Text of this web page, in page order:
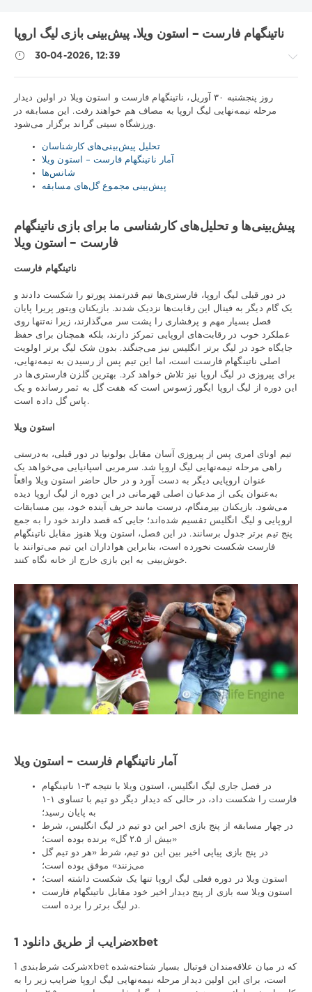
ناتینگهام فارست – استون ویلا. پیش‌بینی بازی لیگ اروپا
30-04-2026, 12:39
نکات
ورزشی
/
بینی
فوتبال
iluha.is2003
0
روز پنجشنبه ۳۰ آوریل، ناتینگهام فارست و استون ویلا در اولین دیدار
مرحله نیمه‌نهایی لیگ اروپا به مصاف هم خواهند رفت. این مسابقه در
ورزشگاه سیتی گراند برگزار می‌شود.
تحلیل پیش‌بینی‌های کارشناسان
آمار ناتینگهام فارست – استون ویلا
شانس‌ها
پیش‌بینی مجموع گل‌های مسابقه
پیش‌بینی‌ها و تحلیل‌های کارشناسی ما برای بازی ناتینگهام
فارست – استون ویلا
ناتینگهام فارست
در دور قبلی لیگ اروپا، فارستری‌ها تیم قدرتمند پورتو را شکست دادند و
یک گام دیگر به فینال این رقابت‌ها نزدیک شدند. بازیکنان ویتور پریرا پایان
فصل بسیار مهم و پرفشاری را پشت سر می‌گذارند، زیرا نه‌تنها روی
عملکرد خوب در رقابت‌های اروپایی تمرکز دارند، بلکه همچنان برای حفظ
جایگاه خود در لیگ برتر انگلیس نیز می‌جنگند. بدون شک لیگ برتر اولویت
اصلی ناتینگهام فارست است، اما این تیم پس از رسیدن به نیمه‌نهایی،
برای پیروزی در لیگ اروپا نیز تلاش خواهد کرد. بهترین گلزن فارستری‌ها در
این دوره از لیگ اروپا ایگور ژسوس است که هفت گل به ثمر رسانده و یک
پاس گل داده است.
استون ویلا
تیم اونای امری پس از پیروزی آسان مقابل بولونیا در دور قبلی، به‌درستی
راهی مرحله نیمه‌نهایی لیگ اروپا شد. سرمربی اسپانیایی می‌خواهد یک
عنوان اروپایی دیگر به دست آورد و در حال حاضر استون ویلا واقعاً
به‌عنوان یکی از مدعیان اصلی قهرمانی در این دوره از لیگ اروپا دیده
می‌شود. بازیکنان بیرمنگام، درست مانند حریف آینده خود، بین مسابقات
اروپایی و لیگ انگلیس تقسیم شده‌اند؛ جایی که قصد دارند خود را به جمع
پنج تیم برتر جدول برسانند. در این فصل، استون ویلا هنوز مقابل ناتینگهام
فارست شکست نخورده است، بنابراین هواداران این تیم می‌توانند با
خوش‌بینی به این بازی خارج از خانه نگاه کنند.
آمار ناتینگهام فارست – استون ویلا
در فصل جاری لیگ انگلیس، استون ویلا با نتیجه ۳-۱ ناتینگهام
فارست را شکست داد، در حالی که دیدار دیگر دو تیم با تساوی ۱-۱
به پایان رسید؛
در چهار مسابقه از پنج بازی اخیر این دو تیم در لیگ انگلیس، شرط
«بیش از ۲.۵ گل» برنده بوده است؛
در پنج بازی پیاپی اخیر بین این دو تیم، شرط «هر دو تیم گل
می‌زنند» موفق بوده است؛
استون ویلا در دوره فعلی لیگ اروپا تنها یک شکست داشته است؛
استون ویلا سه بازی از پنج دیدار اخیر خود مقابل ناتینگهام فارست
در لیگ برتر را برده است.
ضرایب از طریق دانلود 1xbet
است، برای این اولین دیدار مرحله نیمه‌نهایی لیگ اروپا ضرایب زیر را به